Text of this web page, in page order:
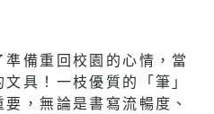
備重回校園的心情，當
具！一枝優質的「筆」
，無論是書寫流暢度、